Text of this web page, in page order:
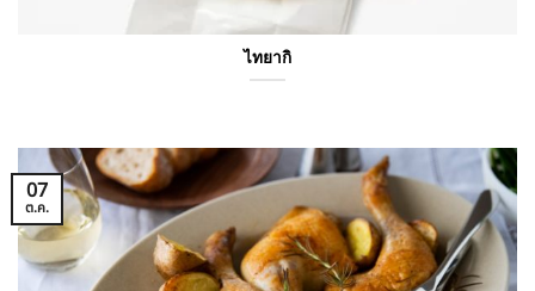
ไทยากิ
07
ต.ค.